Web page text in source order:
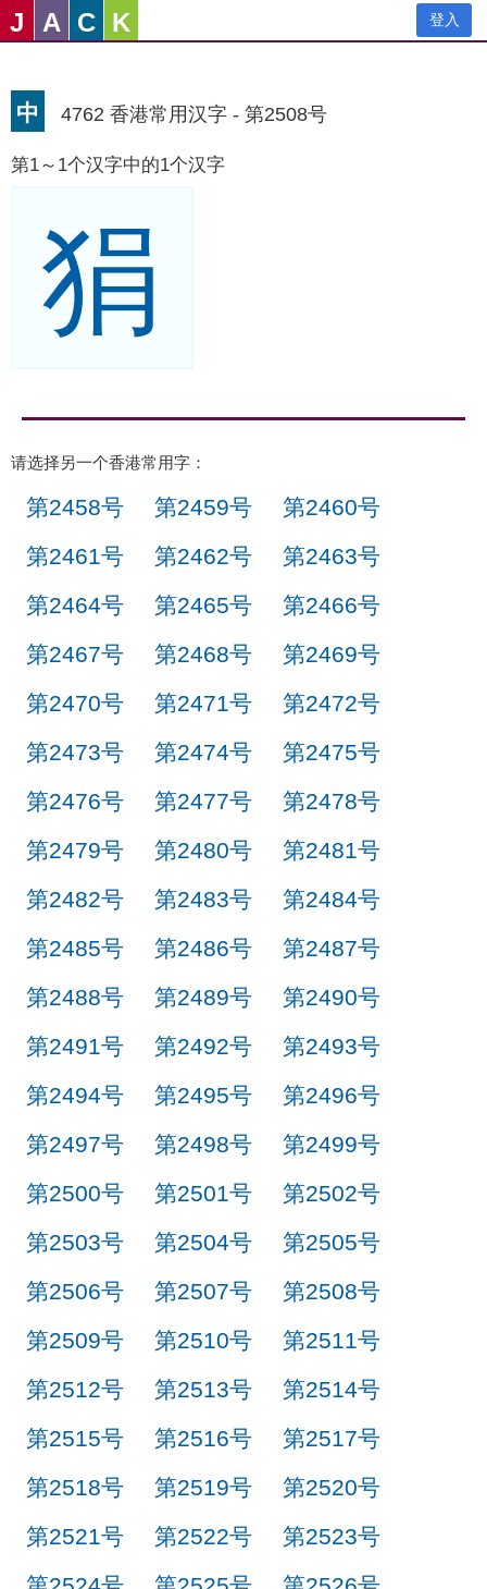
J A C K 登入
中 4762 香港常用汉字 - 第2508号
第1～1个汉字中的1个汉字
狷
请选择另一个香港常用字：
第2458号 第2459号
第2460号
第2461号
第2462号
第2463号
第2464号
第2465号
第2466号
第2467号
第2468号
第2469号
第2470号
第2471号
第2472号
第2473号
第2474号
第2475号
第2476号
第2477号
第2478号
第2479号
第2480号
第2481号
第2482号
第2483号
第2484号
第2485号
第2486号
第2487号
第2488号
第2489号
第2490号
第2491号
第2492号
第2493号
第2494号
第2495号
第2496号
第2497号
第2498号
第2499号
第2500号
第2501号
第2502号
第2503号
第2504号
第2505号
第2506号
第2507号
第2508号
第2509号
第2510号
第2511号
第2512号
第2513号
第2514号
第2515号
第2516号
第2517号
第2518号
第2519号
第2520号
第2521号
第2522号
第2523号